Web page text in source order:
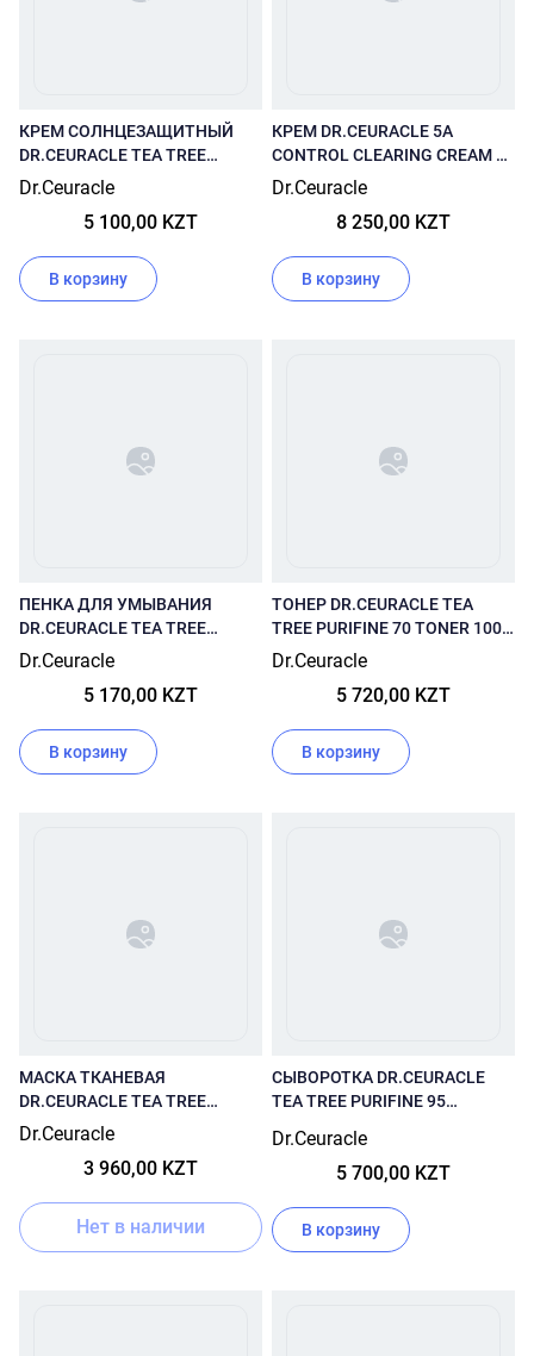
КРЕМ СОЛНЦЕЗАЩИТНЫЙ
DR.CEURACLE TEA TREE
PURIFINE GREEN UP SUN
Dr.Ceuracle
5 100,00 KZT
В корзину
КРЕМ DR.CEURACLE 5A
CONTROL CLEARING CREAM 50
МЛ
Dr.Ceuracle
8 250,00 KZT
В корзину
ПЕНКА ДЛЯ УМЫВАНИЯ
DR.CEURACLE TEA TREE
PURIFINE 30 CLEANSING FOAM
Dr.Ceuracle
5 170,00 KZT
В корзину
ТОНЕР DR.CEURACLE TEA
TREE PURIFINE 70 TONER 100
МЛ
Dr.Ceuracle
5 720,00 KZT
В корзину
МАСКА ТКАНЕВАЯ
DR.CEURACLE TEA TREE
PURIFINE SOOTHING MASK
Dr.Ceuracle
3 960,00 KZT
Нет в наличии
СЫВОРОТКА DR.CEURACLE
TEA TREE PURIFINE 95
Dr.Ceuracle
5 700,00 KZT
В корзину